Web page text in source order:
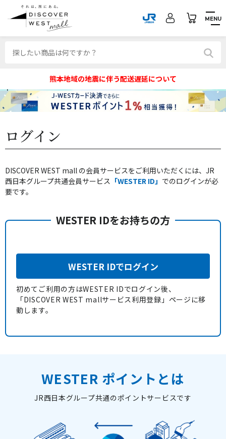
MENU
熊本地域の地震に伴う配送遅延について
ログイン
DISCOVER WEST mall の会員サービスをご利用いただくには、JR
西日本グループ共通会員サービス 「WESTER ID」 でのログインが必
要です。
WESTER IDをお持ちの方
WESTER IDでログイン
初めてご利用の方はWESTER IDでログイン後、
「DISCOVER WEST mallサービス利用登録」ページに移
動します。
WESTER ポイントとは
JR西日本グループ共通のポイントサービスです